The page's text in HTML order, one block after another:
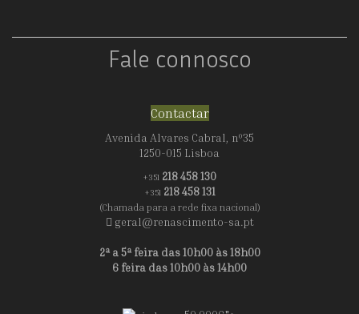
Fale connosco
Contactar
Avenida Alvares Cabral, nº35
1250-015 Lisboa
+351 218 458 130
+351 218 458 131
(Chamada para a rede fixa nacional)
geral@renascimento-sa.pt
2ª a 5ª feira das 10h00 às 18h00
6 feira das 10h00 às 14h00